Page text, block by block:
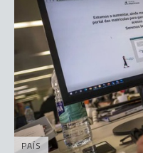
PAÍS